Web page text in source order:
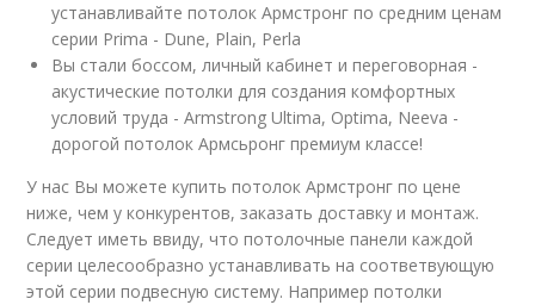
устанавливайте потолок Армстронг по средним ценам
серии Prima - Dune, Plain, Perla
Вы стали боссом, личный кабинет и переговорная -
акустические потолки для создания комфортных
условий труда - Armstrong Ultima, Optima, Neeva -
дорогой потолок Армсьронг премиум классе!
У нас Вы можете купить потолок Армстронг по цене
ниже, чем у конкурентов, заказать доставку и монтаж.
Следует иметь ввиду, что потолочные панели каждой
серии целесообразно устанавливать на соответвующую
этой серии подвесную систему. Например потолки